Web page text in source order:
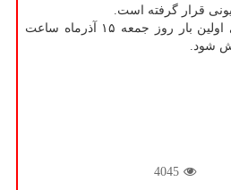
قرار گرفته است.
این مستند مقرر است برای اولین بار روز جمعه ۱۵ آذرماه ساعت
4045